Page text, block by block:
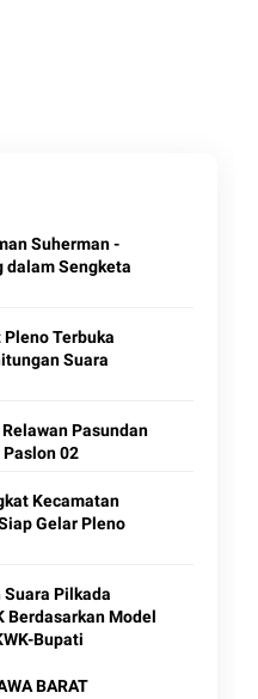
Suherman -
dalam Sengketa
Terbuka
Suara
Pasundan
02
Kecamatan
Gelar Pleno
Pilkada
Bupati
BARAT